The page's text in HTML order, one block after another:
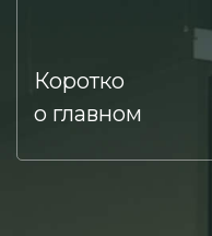
Коротко
о главном